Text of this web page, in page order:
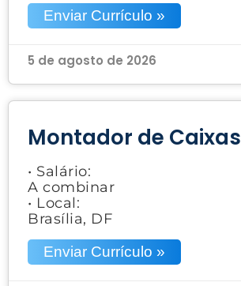
Enviar Currículo »
5 de agosto de 2026
Montador de Caixas
• Salário:
A combinar
• Local:
Brasília, DF
Enviar Currículo »